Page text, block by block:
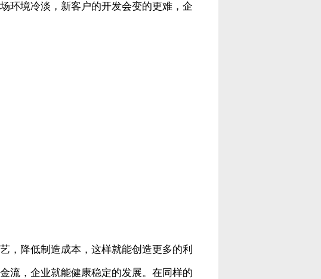
环境冷淡，新客户的开发会变的更难，企
，降低制造成本，这样就能创造更多的利
流，企业就能健康稳定的发展。在同样的